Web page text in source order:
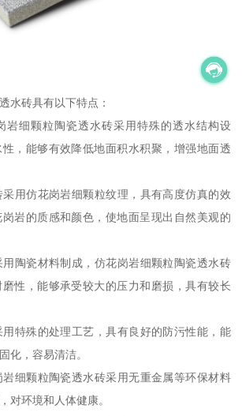
水砖具有以下特点：
岩细颗粒陶瓷透水砖采用特殊的透水结构设
，能够有效降低地面积水积聚，增强地面透
用仿花岗岩细颗粒纹理，具有高度仿真的效
岩的质感和颜色，使地面呈现出自然美观的
陶瓷材料制成，仿花岗岩细颗粒陶瓷透水砖
性，能够承受较大的压力和磨损，具有较长
特殊的处理工艺，具有良好的防污性能，能
化，容易清洁。
细颗粒陶瓷透水砖采用无重金属等环保材料
对环境和人体健康。